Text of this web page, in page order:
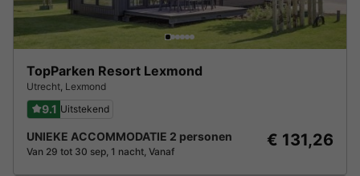
TopParken Resort Lexmond
Utrecht Lexmond
9.1 Uitstekend
UNIEKE ACCOMMODATIE 2 personen
Van 29 tot 30 sep, 1 nacht, Vanaf
€ 131,26